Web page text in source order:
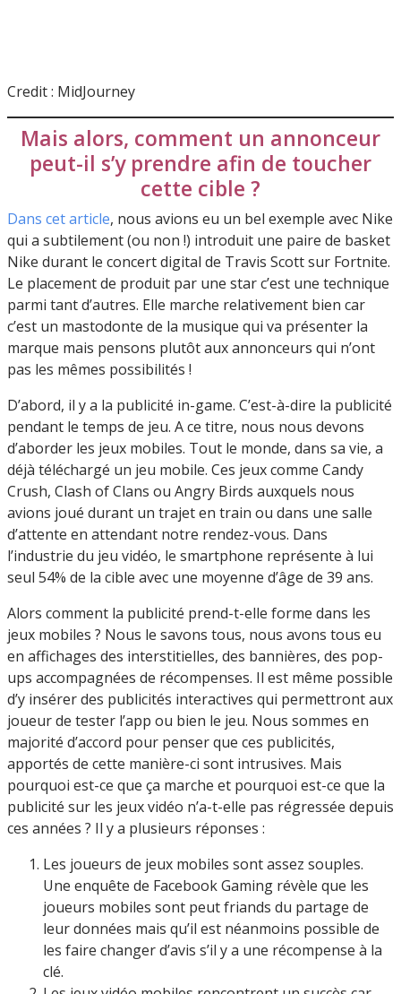
Credit : MidJourney
Mais alors, comment un annonceur
peut-il s’y prendre afin de toucher
cette cible ?
Dans cet article, nous avions eu un bel exemple avec Nike
qui a subtilement (ou non !) introduit une paire de basket
Nike durant le concert digital de Travis Scott sur Fortnite.
Le placement de produit par une star c’est une technique
parmi tant d’autres. Elle marche relativement bien car
c’est un mastodonte de la musique qui va présenter la
marque mais pensons plutôt aux annonceurs qui n’ont
pas les mêmes possibilités !
D’abord, il y a la publicité in-game. C’est-à-dire la publicité
pendant le temps de jeu. A ce titre, nous nous devons
d’aborder les jeux mobiles. Tout le monde, dans sa vie, a
déjà téléchargé un jeu mobile. Ces jeux comme Candy
Crush, Clash of Clans ou Angry Birds auxquels nous
avions joué durant un trajet en train ou dans une salle
d’attente en attendant notre rendez-vous. Dans
l’industrie du jeu vidéo, le smartphone représente à lui
seul 54% de la cible avec une moyenne d’âge de 39 ans.
Alors comment la publicité prend-t-elle forme dans les
jeux mobiles ? Nous le savons tous, nous avons tous eu
en affichages des interstitielles, des bannières, des pop-
ups accompagnées de récompenses. Il est même possible
d’y insérer des publicités interactives qui permettront aux
joueur de tester l’app ou bien le jeu. Nous sommes en
majorité d’accord pour penser que ces publicités,
apportés de cette manière-ci sont intrusives. Mais
pourquoi est-ce que ça marche et pourquoi est-ce que la
publicité sur les jeux vidéo n’a-t-elle pas régressée depuis
ces années ? Il y a plusieurs réponses :
Les joueurs de jeux mobiles sont assez souples.
Une enquête de Facebook Gaming révèle que les
joueurs mobiles sont peut friands du partage de
leur données mais qu’il est néanmoins possible de
les faire changer d’avis s’il y a une récompense à la
clé.